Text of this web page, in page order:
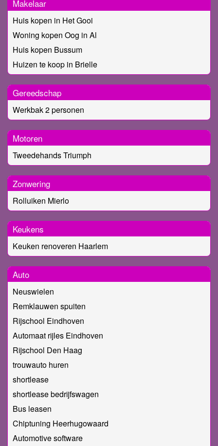
Makelaar
Huis kopen in Het Gooi
Woning kopen Oog in Al
Huis kopen Bussum
Huizen te koop in Brielle
Gereedschap
Werkbak 2 personen
Motoren
Tweedehands Triumph
Zonwering
Rolluiken Mierlo
Keukens
Keuken renoveren Haarlem
Auto
Neuswielen
Remklauwen spuiten
Rijschool Eindhoven
Automaat rijles Eindhoven
Rijschool Den Haag
trouwauto huren
shortlease
shortlease bedrijfswagen
Bus leasen
Chiptuning Heerhugowaard
Automotive software